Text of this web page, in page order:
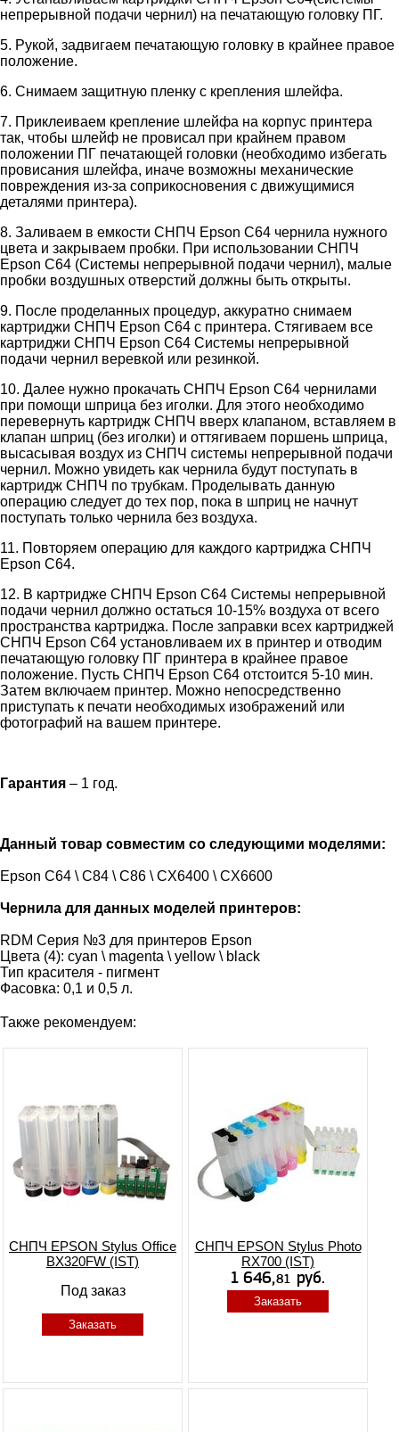
непрерывной подачи чернил) на печатающую головку ПГ.
5. Рукой, задвигаем печатающую головку в крайнее правое
положение.
6. Снимаем защитную пленку с крепления шлейфа.
7. Приклеиваем крепление шлейфа на корпус принтера
так, чтобы шлейф не провисал при крайнем правом
положении ПГ печатающей головки (необходимо избегать
провисания шлейфа, иначе возможны механические
повреждения из-за соприкосновения с движущимися
деталями принтера).
8. Заливаем в емкости СНПЧ Epson C64 чернила нужного
цвета и закрываем пробки. При использовании СНПЧ
Epson C64 (Системы непрерывной подачи чернил), малые
пробки воздушных отверстий должны быть открыты.
9. После проделанных процедур, аккуратно снимаем
картриджи СНПЧ Epson C64 с принтера. Стягиваем все
картриджи СНПЧ Epson C64 Системы непрерывной
подачи чернил веревкой или резинкой.
10. Далее нужно прокачать СНПЧ Epson C64 чернилами
при помощи шприца без иголки. Для этого необходимо
перевернуть картридж СНПЧ вверх клапаном, вставляем в
клапан шприц (без иголки) и оттягиваем поршень шприца,
высасывая воздух из СНПЧ системы непрерывной подачи
чернил. Можно увидеть как чернила будут поступать в
картридж СНПЧ по трубкам. Проделывать данную
операцию следует до тех пор, пока в шприц не начнут
поступать только чернила без воздуха.
11. Повторяем операцию для каждого картриджа СНПЧ
Epson C64.
12. В картридже СНПЧ Epson C64 Системы непрерывной
подачи чернил должно остаться 10-15% воздуха от всего
пространства картриджа. После заправки всех картриджей
СНПЧ Epson C64 установливаем их в принтер и отводим
печатающую головку ПГ принтера в крайнее правое
положение. Пусть СНПЧ Epson C64 отстоится 5-10 мин.
Затем включаем принтер. Можно непосредственно
приступать к печати необходимых изображений или
фотографий на вашем принтере.
Гарантия – 1 год.
Данный товар совместим со следующими моделями:
Epson C64 \ C84 \ C86 \ CX6400 \ CX6600
Чернила для данных моделей принтеров:
RDM Серия №3 для принтеров Epson
Цвета (4): cyan \ magenta \ yellow \ black
Тип красителя - пигмент
Фасовка: 0,1 и 0,5 л.
Также рекомендуем:
СНПЧ EPSON Stylus Office
BX320FW (IST)
Под заказ
Заказать
СНПЧ EPSON Stylus Photo
RX700 (IST)
Заказать